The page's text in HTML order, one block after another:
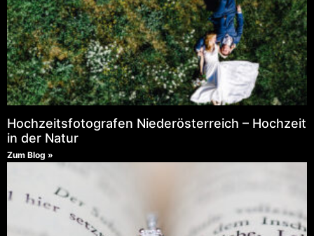
Hochzeitsfotografen Niederösterreich – Hochzeit
in der Natur
Zum Blog »